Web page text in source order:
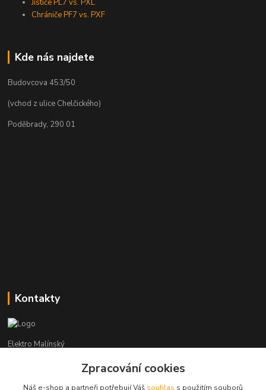
Jističe PL7 vs. PXL
Chrániče PF7 vs. PXF
Kde nás najdete
Budovcova 453/50
(vchod z ulice Chelčického)
Poděbrady, 290 01
Kontakty
Elektro Malínský
+420 608 255 160
Zpracování cookies
Náš e-shop a partneři potřebují Váš souhlas s použitím souborů